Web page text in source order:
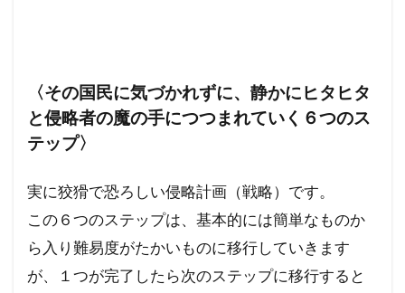
〈その国民に気づかれずに、静かにヒタヒタ
と侵略者の魔の手につつまれていく６つのス
テップ〉
実に狡猾で恐ろしい侵略計画（戦略）です。
この６つのステップは、基本的には簡単なものか
ら入り難易度がたかいものに移行していきます
が、１つが完了したら次のステップに移行すると
チャーチル
ニュルンベルク綱領
パンデミック条約
パンデミック
パチンコ
ハワイ州
ノーベル賞
ネットストーカー
ニュー・ワールドオーダー
ナチズム
ビルダーバーグ
ナチ
ナイジェリア
ドラマ・映画
ドナルド・トランプ